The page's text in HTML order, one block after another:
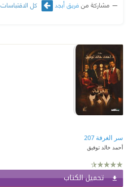
مشاركة من فريق أبجد كل الاقتباسات
سر الغرفة 207
أحمد خالد توفيق
تحميل الكتاب